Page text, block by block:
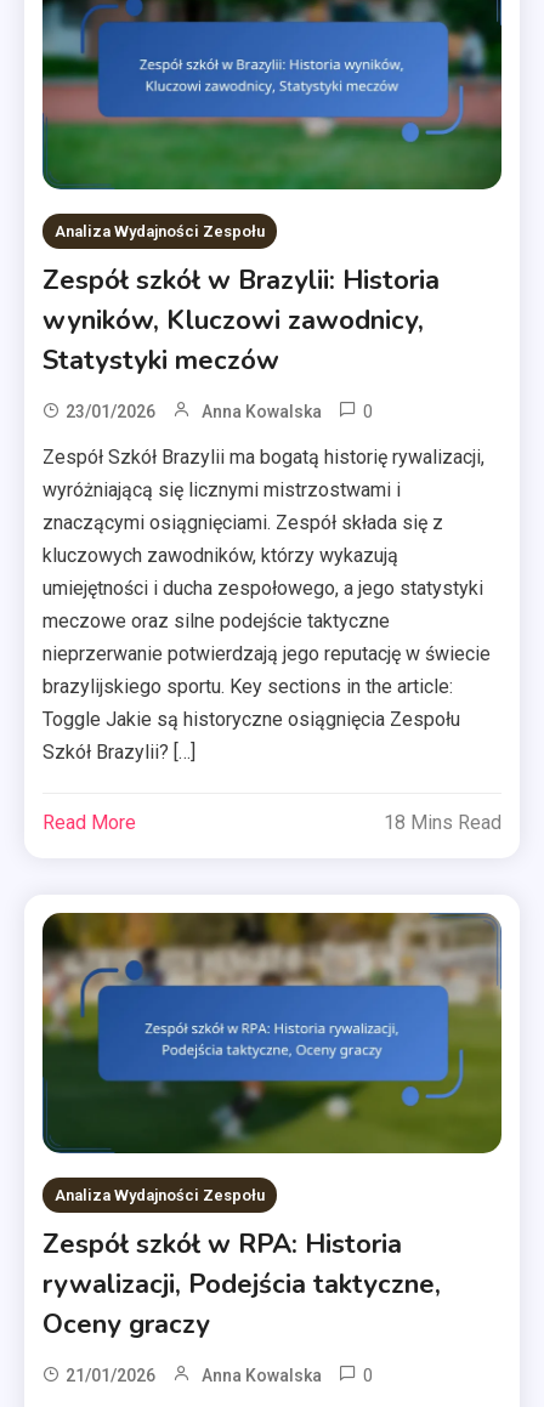
Analiza Wydajności Zespołu
Zespół szkół w Brazylii: Historia
wyników, Kluczowi zawodnicy,
Statystyki meczów
23/01/2026 Anna Kowalska 0
Zespół Szkół Brazylii ma bogatą historię rywalizacji,
wyróżniającą się licznymi mistrzostwami i
znaczącymi osiągnięciami. Zespół składa się z
kluczowych zawodników, którzy wykazują
umiejętności i ducha zespołowego, a jego statystyki
meczowe oraz silne podejście taktyczne
nieprzerwanie potwierdzają jego reputację w świecie
brazylijskiego sportu. Key sections in the article:
Toggle Jakie są historyczne osiągnięcia Zespołu
Szkół Brazylii? […]
Read More 18 Mins Read
Analiza Wydajności Zespołu
Zespół szkół w RPA: Historia
rywalizacji, Podejścia taktyczne,
Oceny graczy
21/01/2026 Anna Kowalska 0